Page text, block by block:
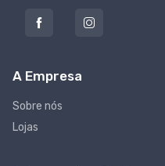
A Empresa
Sobre nós
Lojas